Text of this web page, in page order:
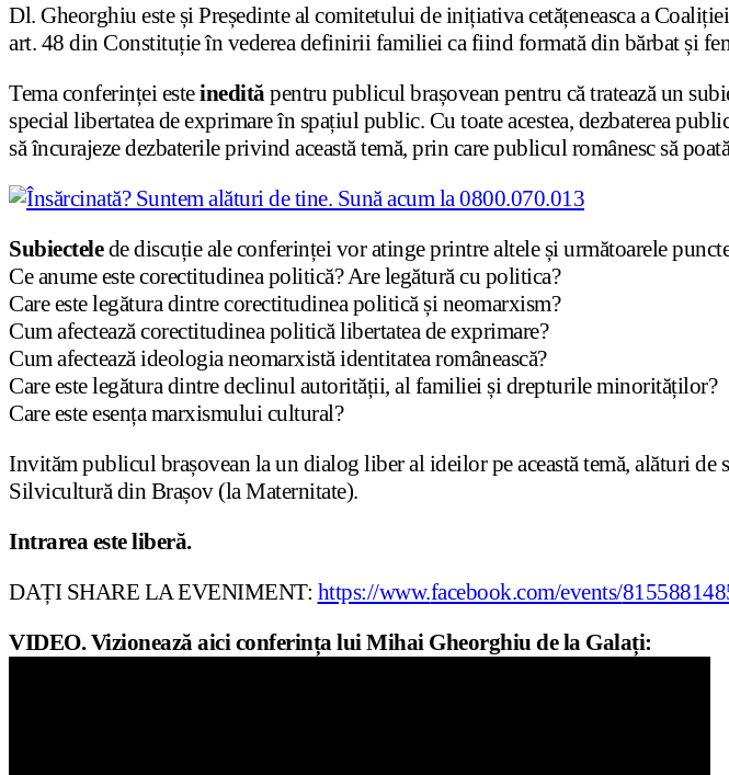
Dl. Gheorghiu este și Președinte al comitetului de inițiativa cetățeneasca a
art. 48 din Constituție în vederea definirii familiei ca fiind formată din bărbat și
Tema conferinței esteinedităpentru publicul brașovean pentru că tratează un
special libertatea de exprimare în spațiul public. Cu toate acestea, dezbaterea
să încurajeze dezbaterile privind această temă, prin care publicul românesc să
Subiectelede discuție ale conferinței vor atinge printre altele și următoarele
Ce anume este corectitudinea politică? Are legătură cu politica?
Care este legătura dintre corectitudinea politică și neomarxism?
Cum afectează corectitudinea politică libertatea de exprimare?
Cum afectează ideologia neomarxistă identitatea românească?
Care este legătura dintre declinul autorității, al familiei și drepturile minorităților?
Care este esența marxismului cultural?
Invităm publicul brașovean la un dialog liber al ideilor pe această temă, alături
Silvicultură din Brașov (la Maternitate).
Intrarea este liberă.
DAȚI SHARE LA EVENIMENT: https://www.facebook.com/events/
VIDEO. Vizionează aici conferința lui Mihai Gheorghiu de la Galați: